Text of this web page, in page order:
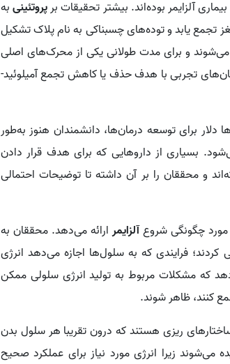
آلزایمر بوده‌اند. بیشتر تحقیقات برپروتئینیبه
تجمع یابد و توده‌های چسبناکی به نام پلاک تشکیل
می‌شوند و برای مدت طولانی یکی از محرک‌های اصلی
تجربی با هدف حذف یا کاهش تجمع آمیلوئید-
دلار برای توسعه درمان‌ها، دانشمندان هنوز به‌طور
بسیاری از داروهایی که برای هدف قرار دادن
و محققان را بر آن داشته تا توضیحات احتمالی
مورد چگونگی شروعآلزایمرارائه می‌دهد. محققان به
کردند؛ فرایندی که به سلول‌ها اجازه می‌دهد انرژی
که مشکلات مربوط به تولید انرژی سلولی ممکن
کنند، ظاهر شوند.
ساختارهای ریزی هستند که درون تقریبا هر سلول بدن
می‌شوند زیرا انرژی مورد نیاز برای عملکرد صحیح